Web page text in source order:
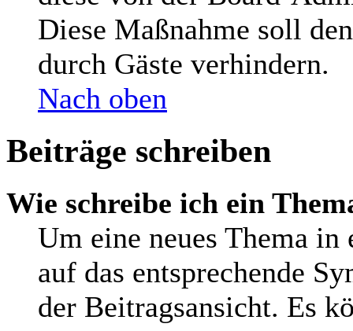
Diese Maßnahme soll
durch Gäste verhindern.
Nach oben
Beiträge schreiben
Wie schreibe ich ein
Um eine neues Thema
auf das entsprechende
der Beitragsansicht. Es